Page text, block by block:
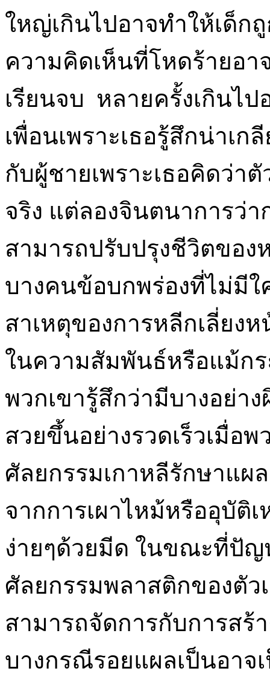
ใหญ่เกินไปอาจทำให้เด็ก
ความคิดเห็นที่โหดร้ายอ
เรียนจบ หลายครั้งเกินไป
เพื่อนเพราะเธอรู้สึกน่าเก
กับผู้ชายเพราะเธอคิดว่า
จริง แต่ลองจินตนาการว่า
สามารถปรับปรุงชีวิตของ
บางคนข้อบกพร่องที่ไม่มีใ
สาเหตุของการหลีกเลี่ยง
ในความสัมพันธ์หรือแม้กร
พวกเขารู้สึกว่ามีบางอย่า
สวยขึ้นอย่างรวดเร็วเมื่อพ
ศัลยกรรมเกาหลีรักษาแผ
จากการเผาไหม้หรืออุบัติ
ง่ายๆด้วยมีด ในขณะที่ปั
ศัลยกรรมพลาสติกของตัว
สามารถจัดการกับการส
บางกรณีรอยแผลเป็นอาจ